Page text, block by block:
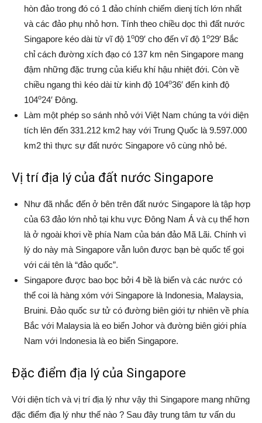
hòn đảo trong đó có 1 đảo chính chiếm dienj tích lớn nhất
và các đảo phụ nhỏ hơn. Tính theo chiều dọc thì đất nước
Singapore kéo dài từ vĩ độ 1o09′ cho đến vĩ độ 1o29′ Bắc
chỉ cách đường xích đạo có 137 km nên Singapore mang
đậm những đặc trưng của kiểu khí hậu nhiệt đới. Còn về
chiều ngang thì kéo dài từ kinh độ 104o36′ đến kinh độ
104o24′ Đông.
Làm một phép so sánh nhỏ với Việt Nam chúng ta với diện
tích lên đến 331.212 km2 hay với Trung Quốc là 9.597.000
km2 thì thực sự đất nước Singapore vô cùng nhỏ bé.
Vị trí địa lý của đất nước Singapore
Như đã nhắc đến ở bên trên đất nước Singapore là tập hợp
của 63 đảo lớn nhỏ tại khu vực Đông Nam Á và cụ thể hơn
là ở ngoài khơi về phía Nam của bán đảo Mã Lãi. Chính vì
lý do này mà Singapore vẫn luôn được bạn bè quốc tế gọi
với cái tên là “đảo quốc”.
Singapore được bao bọc bởi 4 bề là biển và các nước có
thể coi là hàng xóm với Singapore là Indonesia, Malaysia,
Bruini. Đảo quốc sư tử có đường biên giới tự nhiên về phía
Bắc với Malaysia là eo biển Johor và đường biên giới phía
Nam với Indonesia là eo biển Singapore.
Đặc điểm địa lý của Singapore
Với diện tích và vị trí địa lý như vậy thì Singapore mang những
đặc điểm địa lý như thế nào ? Sau đây trung tâm tư vấn du